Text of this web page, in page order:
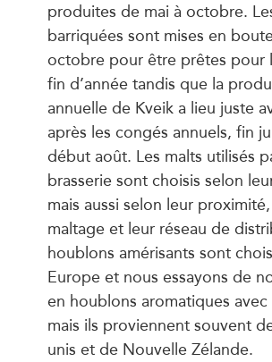
produites de mai à octobre.
barriquées sont mises en
octobre pour être prêtes pour
fin d’année tandis que la
annuelle de Kveik a lieu juste
après les congés annuels, fin
début août. Les malts utilisés
brasserie sont choisis selon
mais aussi selon leur
maltage et leur réseau de
houblons amérisants sont
Europe et nous essayons de
en houblons aromatiques avec
mais ils proviennent souvent
unis et de Nouvelle Zélande.